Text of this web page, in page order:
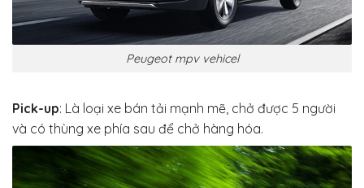
Peugeot mpv vehicel
Pick-up: Là loại xe bán tải mạnh mẽ, chở được 5 người
và có thùng xe phía sau để chở hàng hóa.